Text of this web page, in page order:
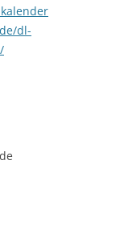
dl-